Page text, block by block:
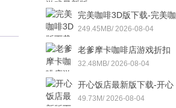
亨游戏官方版 v1.018.010
完美咖啡3D版下载-完美咖
啡最新版 v1.6.6安卓版下
载
249.45MB/ 2026-08-04
老爹摩卡咖啡店游戏折扣
版下载-老爹摩卡咖啡店中
文版v1.0.5安卓版下载
32.48MB/ 2026-08-04
开心饭店最新版下载-开心
饭店手机版 v2.4.8安卓版
49.73M/ 2026-08-04